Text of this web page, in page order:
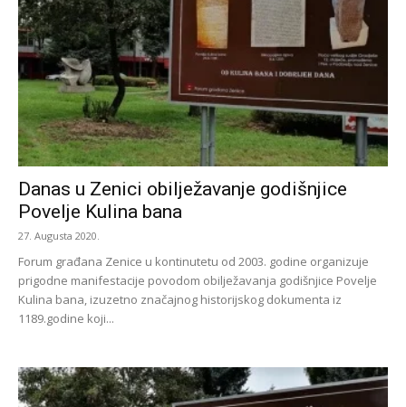
Danas u Zenici obilježavanje godišnjice
Povelje Kulina bana
27. Augusta 2020.
Forum građana Zenice u kontinutetu od 2003. godine organizuje
prigodne manifestacije povodom obilježavanja godišnjice Povelje
Kulina bana, izuzetno značajnog historijskog dokumenta iz
1189.godine koji...